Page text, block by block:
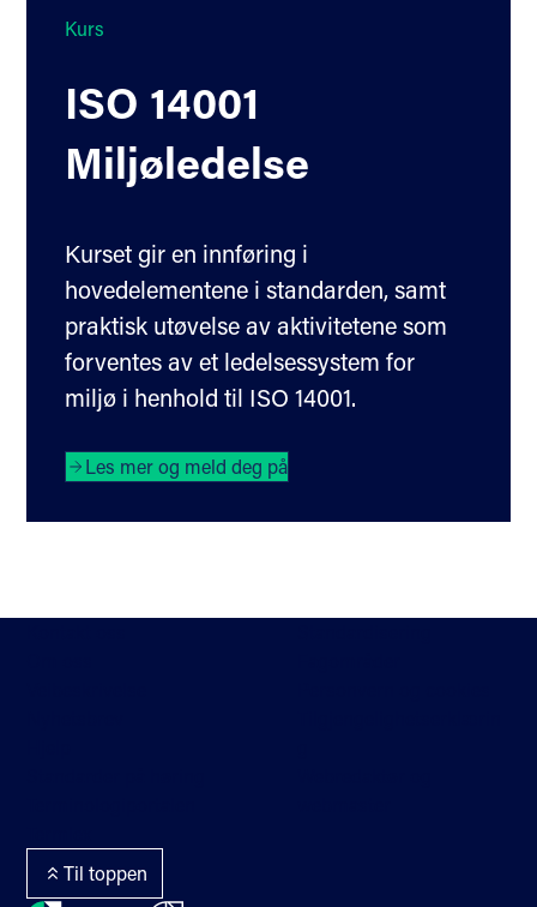
Kurs
ISO 14001
Miljøledelse
Kurset gir en innføring i
hovedelementene i standarden, samt
praktisk utøvelse av aktivitetene som
forventes av et ledelsessystem for
miljø i henhold til ISO 14001.
Les mer og meld deg på
Til toppen